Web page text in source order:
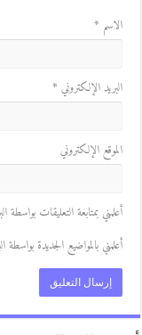
*
الإلكتروني*
الإلكتروني
بمتابعة التعليقات بواسطة البريد
بالمواضيع الجديدة بواسطة